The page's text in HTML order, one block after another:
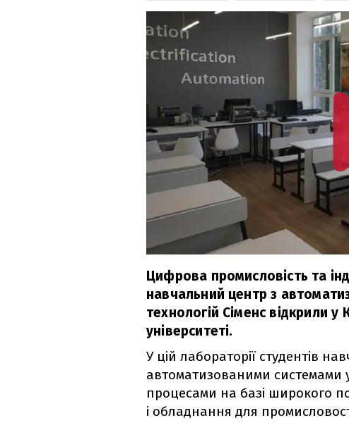
Цифрова промисловість та
навчальний центр з
технологій Сіменс відкрили
університеті.
У цій лабораторії студентів
автоматизованими системами
процесами на базі широкого
і обладнання для